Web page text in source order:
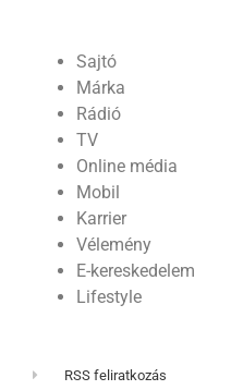
Sajtó
Márka
Rádió
TV
Online média
Mobil
Karrier
Vélemény
E-kereskedelem
Lifestyle
RSS feliratkozás